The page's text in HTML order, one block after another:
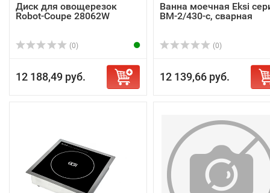
Диск для овощерезок
Robot-Coupe 28062W
(0)
12 188,49 руб.
Ванна моечная Eksi
ВМ-2/430-c, сварная
(0)
12 139,66 руб.